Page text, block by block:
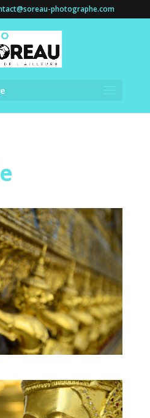
photographe.com